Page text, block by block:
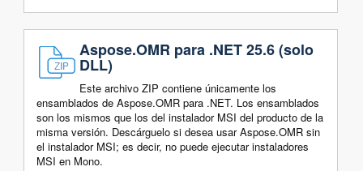
Aspose.OMR para .NET 25.6 (solo
DLL)
Este archivo ZIP contiene únicamente los
ensamblados de Aspose.OMR para .NET. Los ensamblados
son los mismos que los del instalador MSI del producto de la
misma versión. Descárguelo si desea usar Aspose.OMR sin
el instalador MSI; es decir, no puede ejecutar instaladores
MSI en Mono.